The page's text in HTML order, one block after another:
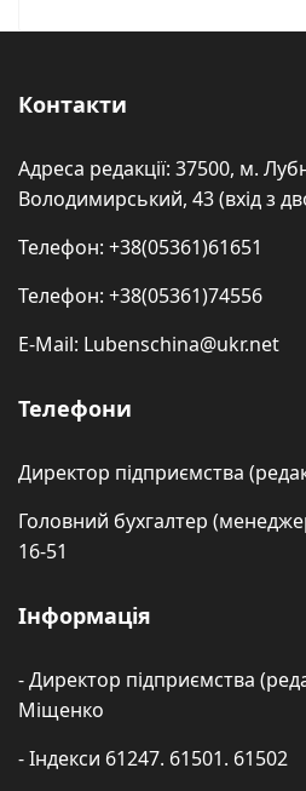
Контакти
Адреса редакції: 37500, м.
Володимирський, 43 (вхід з
Телефон: +38(05361)61651
Телефон: +38(05361)74556
E-Mail: Lubenschina@ukr.net
Телефони
Директор підприємства
Головний бухгалтер
16-51
Інформація
- Директор підприємства
Міщенко
- Індекси 61247. 61501. 61502